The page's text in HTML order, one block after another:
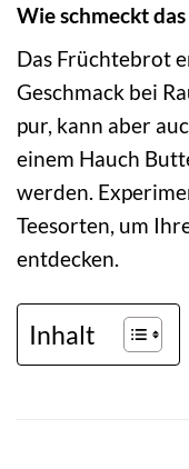
Wie schmeckt
Das Früchtebrot
Geschmack bei
pur, kann aber
einem Hauch
werden.
Teesorten, um
entdecken.
Inhalt